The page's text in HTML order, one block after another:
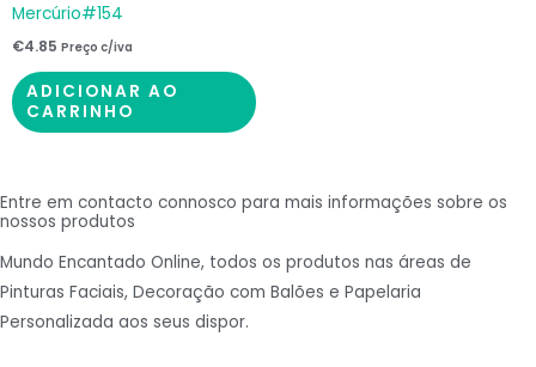
Mercúrio#154
€4.85 Preço c/iva
ADICIONAR AO
CARRINHO
Entre em contacto connosco para mais informações sobre os
nossos produtos
Mundo Encantado Online, todos os produtos nas áreas de
Pinturas Faciais, Decoração com Balões e Papelaria
Personalizada aos seus dispor.